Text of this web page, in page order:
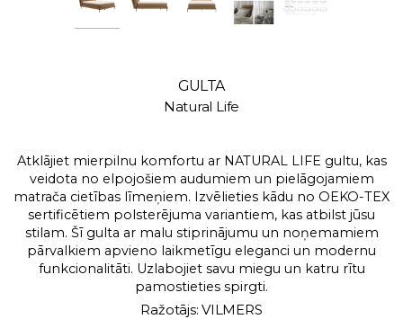
GULTA
Natural Life
Atklājiet mierpilnu komfortu ar NATURAL LIFE gultu, kas
veidota no elpojošiem audumiem un pielāgojamiem
matrača cietības līmeņiem. Izvēlieties kādu no OEKO-TEX
sertificētiem polsterējuma variantiem, kas atbilst jūsu
stilam. Šī gulta ar malu stiprinājumu un noņemamiem
pārvalkiem apvieno laikmetīgu eleganci un modernu
funkcionalitāti. Uzlabojiet savu miegu un katru rītu
pamostieties spirgti.
Ražotājs: VILMERS